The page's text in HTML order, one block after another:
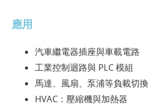
應用
汽車繼電器插座與車載電路
工業控制迴路與 PLC 模組
馬達、風扇、泵浦等負載切換
HVAC：壓縮機與加熱器